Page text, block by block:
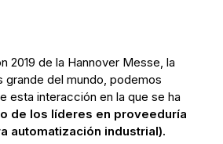
2019 de la Hannover Messe, la
grande del mundo, podemos
esta interacción en la que se ha
de los líderes en proveeduría
automatización industrial).